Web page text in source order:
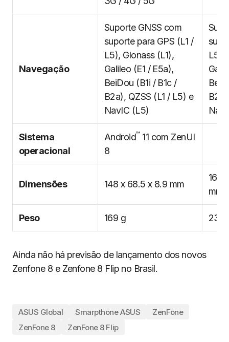
Navegação
Suporte GNSS com
suporte para GPS (L1 /
L5), Glonass (L1),
Galileo (E1 / E5a),
BeiDou (B1i / B1c /
B2a), QZSS (L1 / L5) e
NavIC (L5)
L5),
Sistema
operacional
Android™11 com ZenUI
8
Dimensões 148 x 68.5 x 8.9 mm
mm
Peso 169 g 230
Ainda não há previsão de lançamento dos novos
Zenfone 8 e Zenfone 8 Flip no Brasil.
ASUS Global Smarpthone ASUS
ZenFone
ZenFone 8
ZenFone 8 Flip